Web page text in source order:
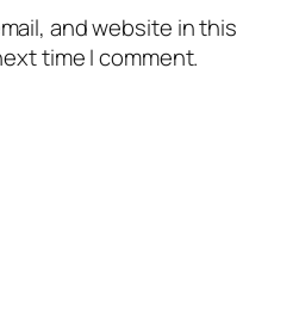
and website in this
time I comment.